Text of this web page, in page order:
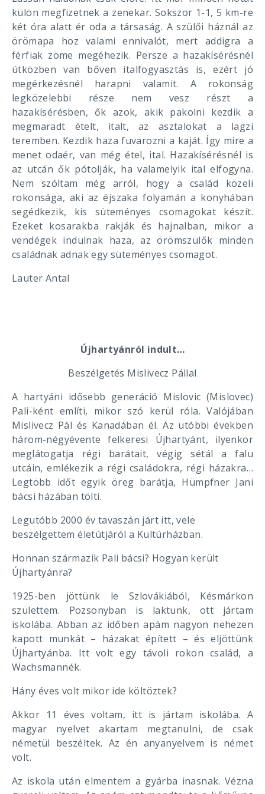
külön megfizetnek a zenekar. Sokszor 1-1, 5 km-re
két óra alatt ér oda a társaság. A szülői háznál az
örömapa hoz valami ennivalót, mert addigra a
férfiak zöme megéhezik. Persze a hazakísérésnél
útközben van bőven italfogyasztás is, ezért jó
megérkezésnél harapni valamit. A rokonság
legközelebbi része nem vesz részt a
hazakísérésben, ők azok, akik pakolni kezdik a
megmaradt ételt, italt, az asztalokat a lagzi
teremben. Kezdik haza fuvarozni a kaját. Így mire a
menet odaér, van még étel, ital. Hazakísérésnél is
az utcán ők pótolják, ha valamelyik ital elfogyna.
Nem szóltam még arról, hogy a család közeli
rokonsága, aki az éjszaka folyamán a konyhában
segédkezik, kis süteményes csomagokat készít.
Ezeket kosarakba rakják és hajnalban, mikor a
vendégek indulnak haza, az örömszülők minden
családnak adnak egy süteményes csomagot.
Lauter Antal
Újhartyánról indult…
Beszélgetés Mislivecz Pállal
A hartyáni idősebb generáció Mislovic (Mislovec)
Pali-ként említi, mikor szó kerül róla. Valójában
Mislivecz Pál és Kanadában él. Az utóbbi években
három-négyévente felkeresi Újhartyánt, ilyenkor
meglátogatja régi barátait, végig sétál a falu
utcáin, emlékezik a régi családokra, régi házakra…
Legtöbb időt egyik öreg barátja, Hümpfner Jani
bácsi házában tölti.
Legutóbb 2000 év tavaszán járt itt, vele
beszélgettem életútjáról a Kultúrházban.
Honnan származik Pali bácsi? Hogyan került
Újhartyánra?
1925-ben jöttünk le Szlovákiából, Késmárkon
születtem. Pozsonyban is laktunk, ott jártam
iskolába. Abban az időben apám nagyon nehezen
kapott munkát – házakat épített – és eljöttünk
Újhartyánba. Itt volt egy távoli rokon család, a
Wachsmannék.
Hány éves volt mikor ide költöztek?
Akkor 11 éves voltam, itt is jártam iskolába. A
magyar nyelvet akartam megtanulni, de csak
németül beszéltek. Az én anyanyelvem is német
volt.
Az iskola után elmentem a gyárba inasnak. Vézna